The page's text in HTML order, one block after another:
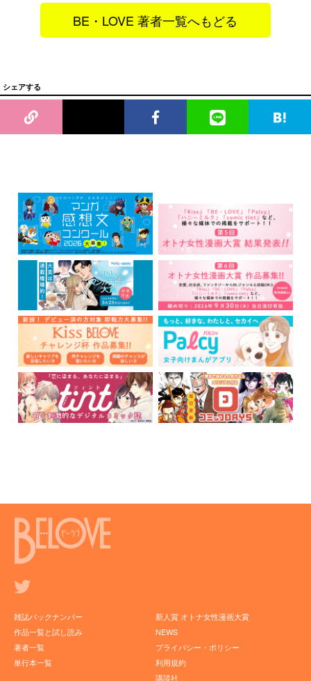
BE・LOVE 著者一覧へもどる
シェアする
雑誌バックナンバー
作品一覧と試し読み
著者一覧
単行本一覧
新人賞 オトナ女性漫画大賞
NEWS
プライバシー・ポリシー
利用規約
講談社